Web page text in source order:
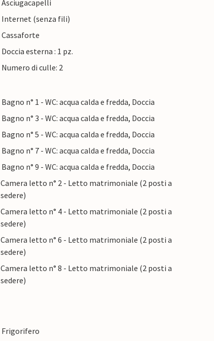
Asciugacapelli
Internet (senza fili)
Cassaforte
Doccia esterna : 1 pz.
Numero di culle: 2
Bagno n° 1 - WC: acqua calda e fredda, Doccia
Bagno n° 3 - WC: acqua calda e fredda, Doccia
Bagno n° 5 - WC: acqua calda e fredda, Doccia
Bagno n° 7 - WC: acqua calda e fredda, Doccia
Bagno n° 9 - WC: acqua calda e fredda, Doccia
Camera letto n° 2 - Letto matrimoniale (2 posti a
sedere)
Camera letto n° 4 - Letto matrimoniale (2 posti a
sedere)
Camera letto n° 6 - Letto matrimoniale (2 posti a
sedere)
Camera letto n° 8 - Letto matrimoniale (2 posti a
sedere)
Frigorifero